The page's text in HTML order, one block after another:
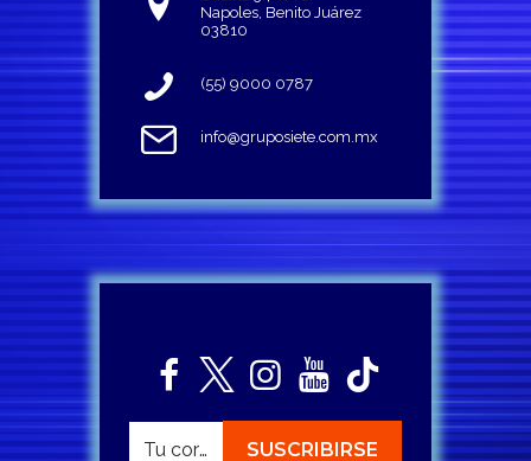
Napoles, Benito Juárez
03810
(55) 9000 0787
info@gruposiete.com.mx